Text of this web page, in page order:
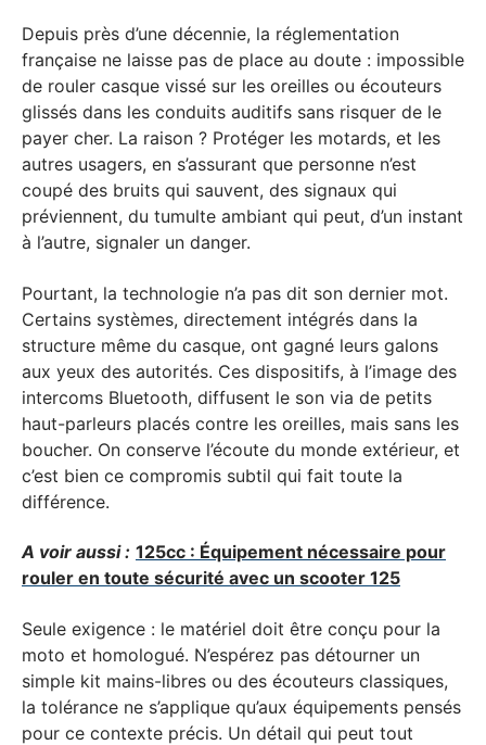
Depuis près d’une décennie, la réglementation
française ne laisse pas de place au doute : impossible
de rouler casque vissé sur les oreilles ou écouteurs
glissés dans les conduits auditifs sans risquer de le
payer cher. La raison ? Protéger les motards, et les
autres usagers, en s’assurant que personne n’est
coupé des bruits qui sauvent, des signaux qui
préviennent, du tumulte ambiant qui peut, d’un instant
à l’autre, signaler un danger.
Pourtant, la technologie n’a pas dit son dernier mot.
Certains systèmes, directement intégrés dans la
structure même du casque, ont gagné leurs galons
aux yeux des autorités. Ces dispositifs, à l’image des
intercoms Bluetooth, diffusent le son via de petits
haut-parleurs placés contre les oreilles, mais sans les
boucher. On conserve l’écoute du monde extérieur, et
c’est bien ce compromis subtil qui fait toute la
différence.
A voir aussi : 125cc : Équipement nécessaire pour
rouler en toute sécurité avec un scooter 125
Seule exigence : le matériel doit être conçu pour la
moto et homologué. N’espérez pas détourner un
simple kit mains-libres ou des écouteurs classiques,
la tolérance ne s’applique qu’aux équipements pensés
pour ce contexte précis. Un détail qui peut tout